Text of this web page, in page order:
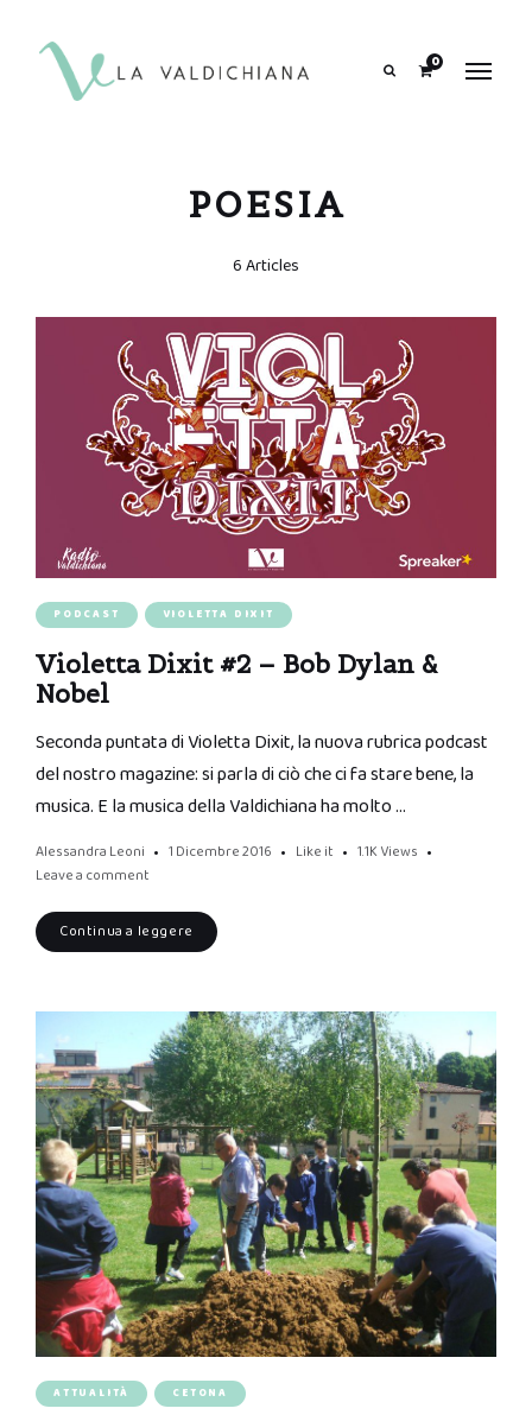
0
POESIA
6 Articles
PODCAST VIOLETTA DIXIT
Violetta Dixit #2 – Bob Dylan &
Nobel
Seconda puntata di Violetta Dixit, la nuova rubrica podcast
del nostro magazine: si parla di ciò che ci fa stare bene, la
musica. E la musica della Valdichiana ha molto …
Alessandra Leoni 1 Dicembre 2016 Like it 1.1K Views
Leave a comment
Continua a leggere
ATTUALITÀ CETONA